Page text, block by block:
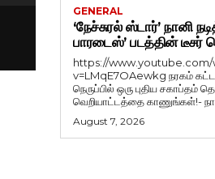
GENERAL
‘நேச்சுரல் ஸ்டார்’ நானி
பாரடைஸ்’ படத்தின் டீசர்
https://www.youtube.com/
v=LMqE7OAewkg நரகம்
நெருப்பில் ஒரு புதிய சகாப்தம்
வெறியாட்டத்தை காணுங்கள்!-
August 7, 2026